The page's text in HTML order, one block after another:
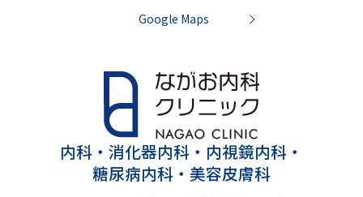
Google Maps
内科・消化器内科・内視鏡内科・
糖尿病内科・美容皮膚科